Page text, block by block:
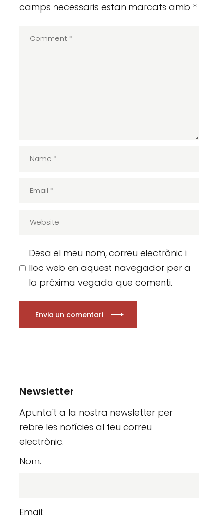
camps necessaris estan marcats amb *
Desa el meu nom, correu electrònic i
lloc web en aquest navegador per a
la pròxima vegada que comenti.
Envia un comentari
Newsletter
Apunta't a la nostra newsletter per
rebre les notícies al teu correu
electrònic.
Nom:
Email: